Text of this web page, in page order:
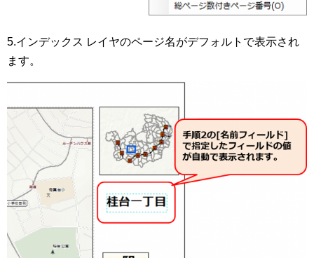
5.インデックス レイヤのページ名がデフォルトで表示され
ます。